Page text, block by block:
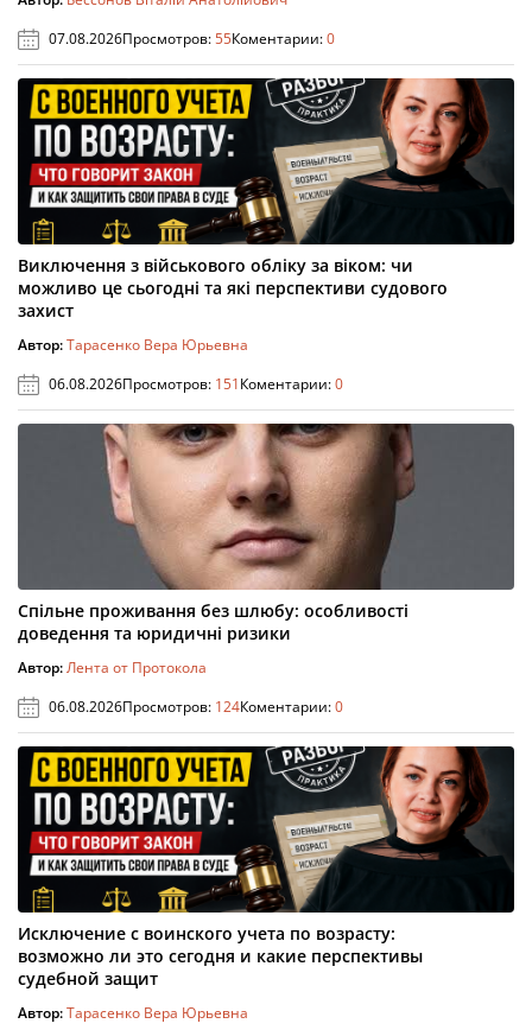
07.08.2026Просмотров:55Коментарии:0
Виключення з військового обліку за віком: чи
можливо це сьогодні та які перспективи судового
захист
Автор:Тарасенко Вера Юрьевна
06.08.2026Просмотров: 151Коментарии:0
Спільне проживання без шлюбу: особливості
доведення та юридичні ризики
Автор:Лента от Протокола
06.08.2026Просмотров: 124Коментарии:0
Исключение с воинского учета по возрасту:
возможно ли это сегодня и какие перспективы
судебной защит
Автор:Тарасенко Вера Юрьевна